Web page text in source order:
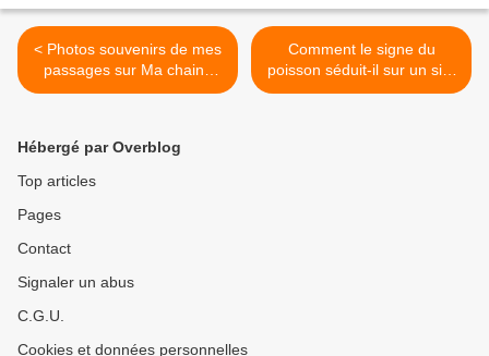
< Photos souvenirs de mes
passages sur Ma chaine
Voyance TV
Comment le signe du
poisson séduit-il sur un site
de rencontre? >
Hébergé par Overblog
Top articles
Pages
Contact
Signaler un abus
C.G.U.
Cookies et données personnelles